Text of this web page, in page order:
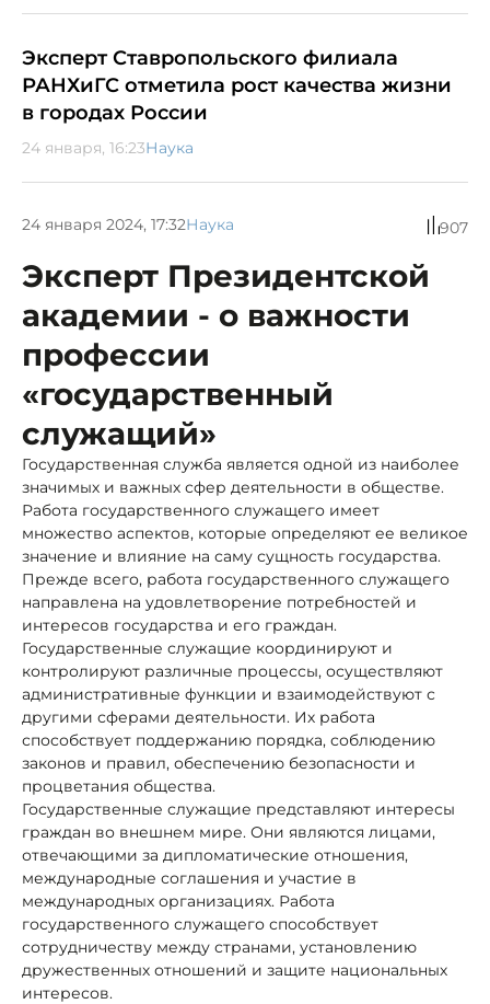
Эксперт Ставропольского филиала
РАНХиГС отметила рост качества жизни
в городах России
24 января, 16:23Наука
24 января 2024, 17:32Наука 907
Эксперт Президентской
академии - о важности
профессии
«государственный
служащий»
Государственная служба является одной из наиболее
значимых и важных сфер деятельности в обществе.
Работа государственного служащего имеет
множество аспектов, которые определяют ее великое
значение и влияние на саму сущность государства.
Прежде всего, работа государственного служащего
направлена на удовлетворение потребностей и
интересов государства и его граждан.
Государственные служащие координируют и
контролируют различные процессы, осуществляют
административные функции и взаимодействуют с
другими сферами деятельности. Их работа
способствует поддержанию порядка, соблюдению
законов и правил, обеспечению безопасности и
процветания общества.
Государственные служащие представляют интересы
граждан во внешнем мире. Они являются лицами,
отвечающими за дипломатические отношения,
международные соглашения и участие в
международных организациях. Работа
государственного служащего способствует
сотрудничеству между странами, установлению
дружественных отношений и защите национальных
интересов.